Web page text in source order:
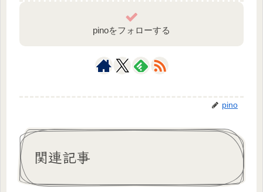
pinoをフォローする
pino
関連記事